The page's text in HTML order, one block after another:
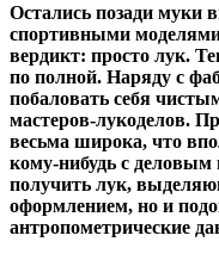
Остались позади муки
спортивными
вердикт: просто лук.
по полной. Наряду с
побаловать себя
мастеров-лукоделов.
весьма широка, что
кому-нибудь с деловым
получить лук,
оформлением, но и
антропометрические